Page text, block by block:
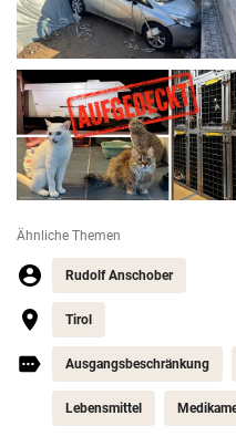
Ähnliche Themen
Rudolf Anschober
Tirol
Ausgangsbeschränkung
Lebensmittel